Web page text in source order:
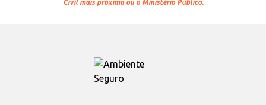
Civil mais próxima ou o Ministério Público.